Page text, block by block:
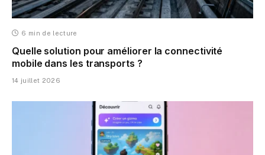
6 min de lecture
Quelle solution pour améliorer la connectivité
mobile dans les transports ?
14 juillet 2026